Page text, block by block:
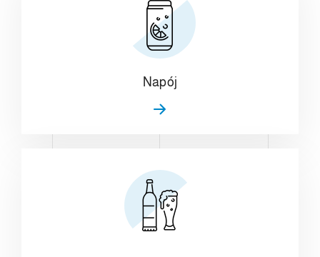
Napój